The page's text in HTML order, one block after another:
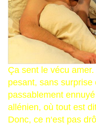
Ça sent le vécu
pesant, sans
passablement
allénien, où tout est
Donc, ce n‘est pas